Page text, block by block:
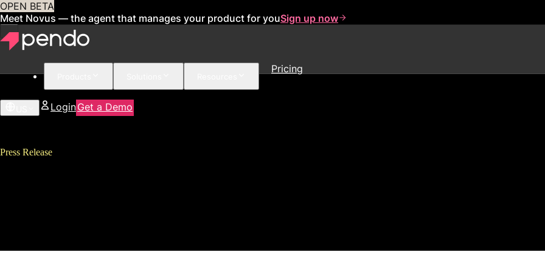
OPEN BETA
Meet Novus — the agent that manages your product for youSign up now
Pricing
LoginGet a Demo
Press Release